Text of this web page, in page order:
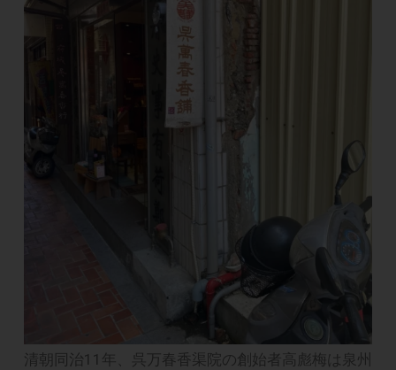
清朝同治11年、呉万春香渠院の創始者高彪梅は泉州